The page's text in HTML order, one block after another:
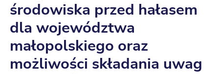
środowiska przed hałasem
dla województwa
małopolskiego oraz
możliwości składania uwag